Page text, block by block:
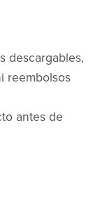
descargables,
reembolsos
antes de